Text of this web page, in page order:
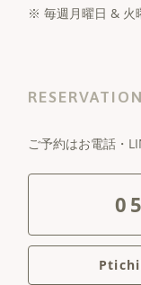
※ 毎週月曜日 & 火
RESERVATION
ご予約はお電話・